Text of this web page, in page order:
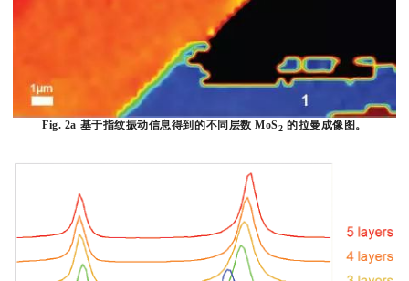
Fig. 2a 基于指纹振动信息得到的不同层数 MoS2 的拉曼成像图。